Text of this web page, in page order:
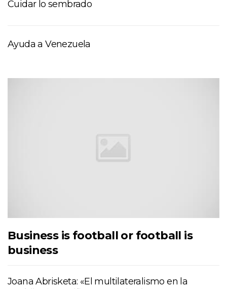
Cuidar lo sembrado
Ayuda a Venezuela
Business is football or football is
business
Joana Abrisketa: «El multilateralismo en la